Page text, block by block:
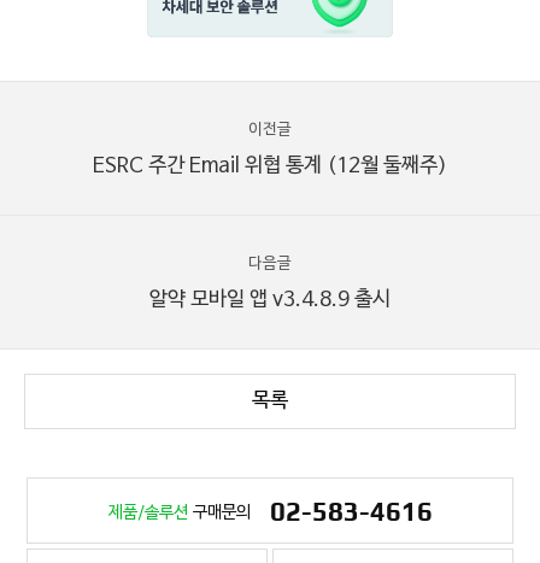
이전글
ESRC 주간 Email 위협 통계 (12월 둘째주)
다음글
알약 모바일 앱 v3.4.8.9 출시
목록
제품/솔루션 구매문의 02-583-4616